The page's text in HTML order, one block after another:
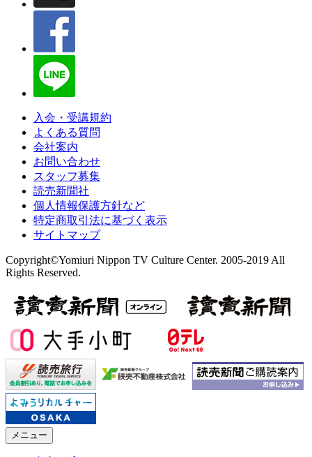
入会・受講規約
よくある質問
会社案内
お問い合わせ
スタッフ募集
読売新聞社
個人情報保護方針など
特定商取引法に基づく表示
サイトマップ
Copyright©Yomiuri Nippon TV Culture Center. 2005-2019 All
Rights Reserved.
メニュー